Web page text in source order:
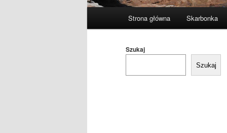
Strona główna Skarbonka
Szukaj
Szukaj